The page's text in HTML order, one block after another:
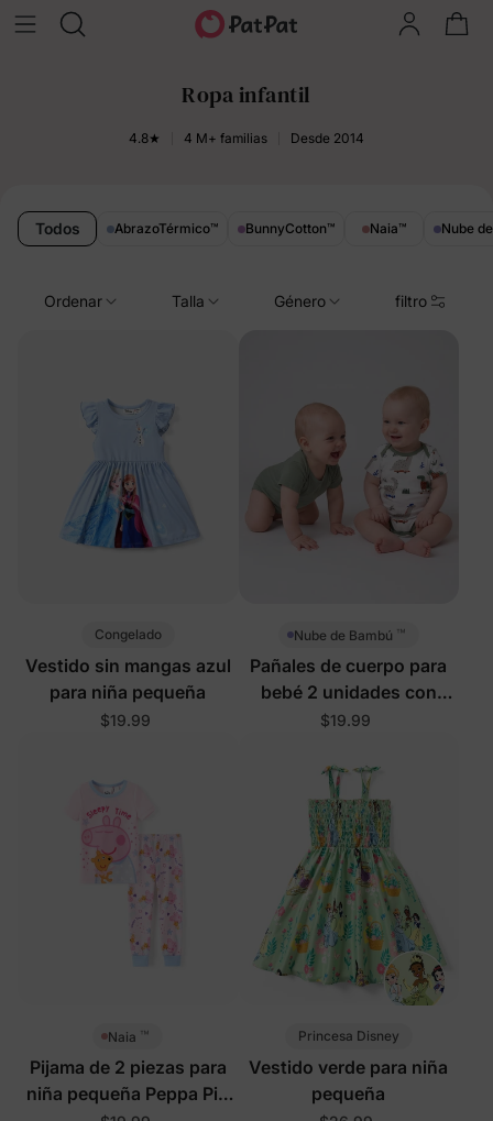
Ropa infantil
4.8★ 4 M+ familias Desde 2014
Todos AbrazoTérmico™ BunnyCotton™ Naia™ Nube
Ordenar Talla Género filtro
Congelado
Vestido sin mangas azul
para niña pequeña
$19.99
Nube de Bambú ™
Pañales de cuerpo para
bebé 2 unidades con
dinosaurios
$19.99
Naia ™
Pijama de 2 piezas para
niña pequeña Peppa Pig
Princesa Disney
Vestido verde para niña
pequeña